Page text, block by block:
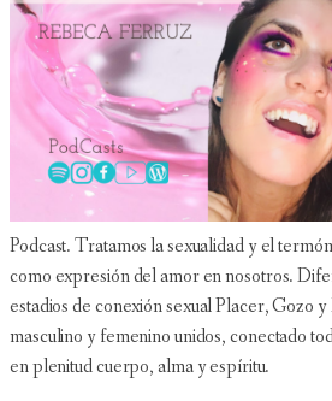
Podcast. Tratamos la sexualidad y el
como expresión del amor en nosotros.
estadios de conexión sexual Placer, Gozo
masculino y femenino unidos, conectado
en plenitud cuerpo, alma y espíritu.